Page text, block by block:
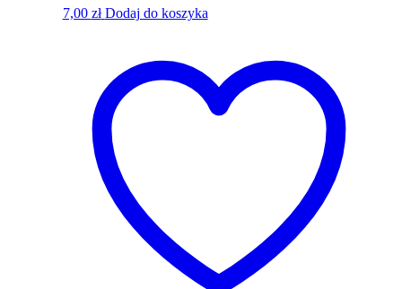
7,00 zł Dodaj do koszyka